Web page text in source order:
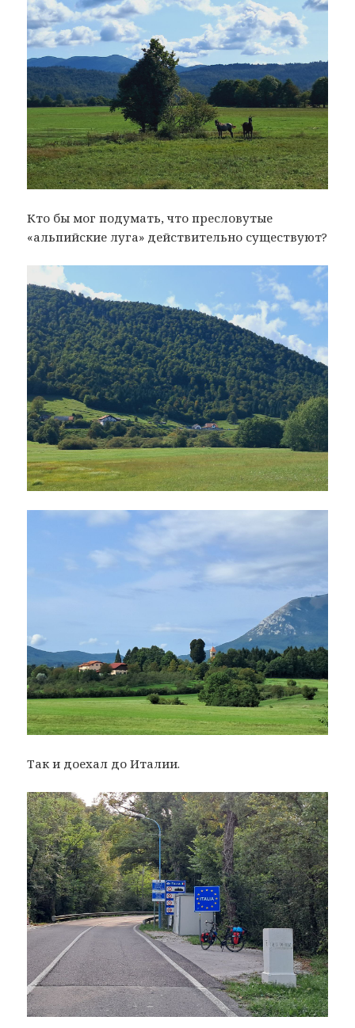
Кто бы мог подумать, что пресловутые
«альпийские луга» действительно существуют?
Так и доехал до Италии.